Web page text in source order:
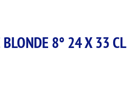
BLONDE 8° 24 X 33 CL